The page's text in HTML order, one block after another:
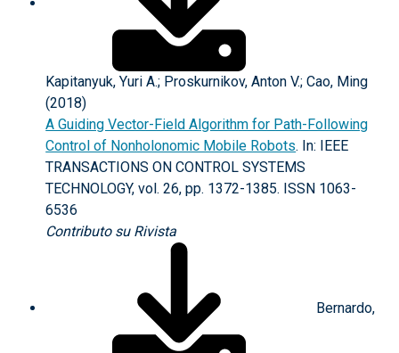
Kapitanyuk, Yuri A.; Proskurnikov, Anton V.; Cao, Ming
(2018)
A Guiding Vector-Field Algorithm for Path-Following
Control of Nonholonomic Mobile Robots. In: IEEE
TRANSACTIONS ON CONTROL SYSTEMS
TECHNOLOGY, vol. 26, pp. 1372-1385. ISSN 1063-
6536
Contributo su Rivista
Bernardo,